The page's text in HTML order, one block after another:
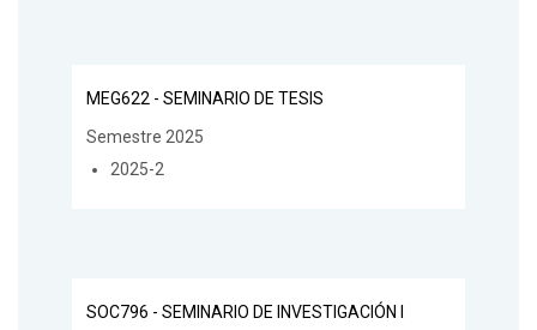
MEG622 - SEMINARIO DE TESIS
Semestre 2025
2025-2
SOC796 - SEMINARIO DE INVESTIGACIÓN I